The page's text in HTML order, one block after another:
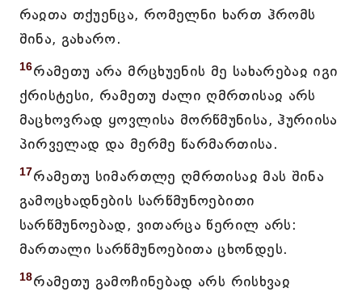
რაჲთა თქუენცა, რომელნი ხართ ჰრომს
შინა, გახარო.
16რამეთუ არა მრცხუენის მე სახარებაჲ იგი
ქრისტესი, რამეთუ ძალი ღმრთისაჲ არს
მაცხოვრად ყოვლისა მორწმუნისა, ჰურიისა
პირველად და მერმე წარმართისა.
17რამეთუ სიმართლე ღმრთისაჲ მას შინა
გამოცხადნების სარწმუნოებითი
სარწმუნოებად, ვითარცა წერილ არს:
მართალი სარწმუნოებითა ცხონდეს.
18რამეთუ გამოჩინებად არს რისხვაჲ